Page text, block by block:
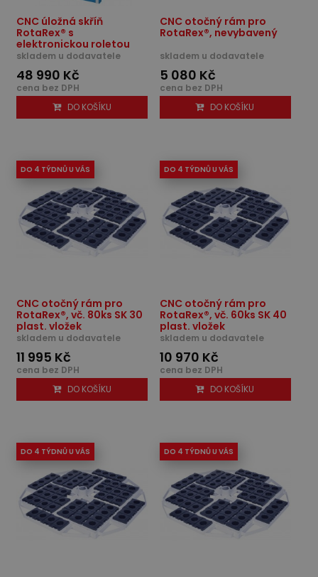
CNC úložná skříň
RotaRex® s
elektronickou roletou
skladem u dodavatele
48 990 Kč
cena bez DPH
DO KOŠÍKU
CNC otočný rám pro
RotaRex®, nevybavený
skladem u dodavatele
5 080 Kč
cena bez DPH
DO KOŠÍKU
DO 4 TÝDNŮ U VÁS
CNC otočný rám pro
RotaRex®, vč. 80ks SK 30
plast. vložek
skladem u dodavatele
11 995 Kč
cena bez DPH
DO KOŠÍKU
DO 4 TÝDNŮ U VÁS
CNC otočný rám pro
RotaRex®, vč. 60ks SK 40
plast. vložek
skladem u dodavatele
10 970 Kč
cena bez DPH
DO KOŠÍKU
DO 4 TÝDNŮ U VÁS DO 4 TÝDNŮ U VÁS